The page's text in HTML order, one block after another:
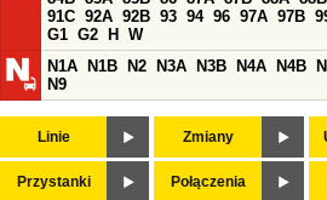
91C 92A 92B 93 94 96 97A 97B
G1 G2 H
W
N1A
N1B N2 N3A N3B N4A N4B
N9
Linie Zmiany
Przystanki Połączenia